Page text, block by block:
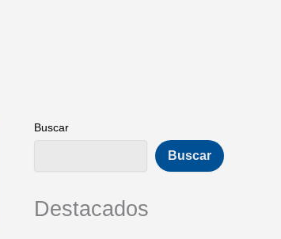
Buscar
Buscar
Destacados